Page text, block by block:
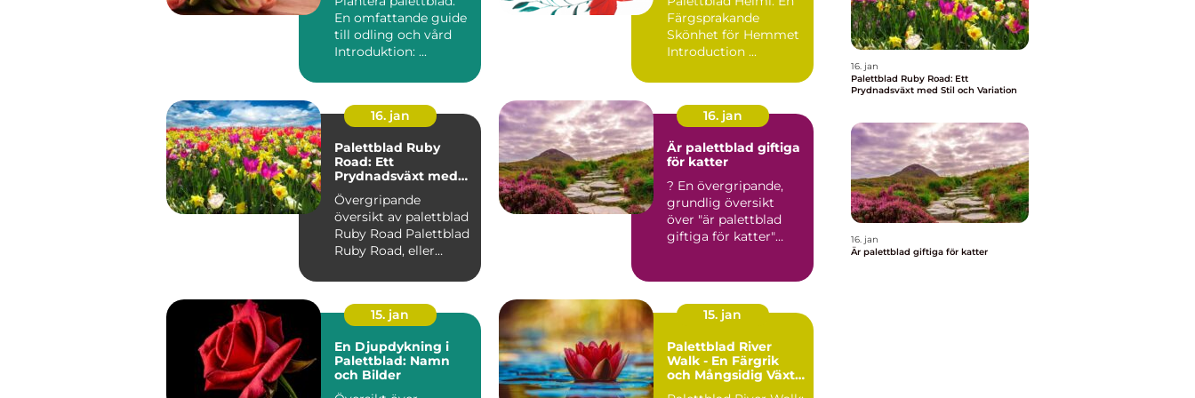
En omfattande guide
till odling och vård
Introduktion: ...
Färgsprakande
Skönhet för Hemmet
Introduction ...
16. jan
Palettblad Ruby
Road: Ett
Prydnadsväxt med
Övergripande
översikt av palettblad
Ruby Road Palettblad
Ruby Road, eller
'R...
16. jan
Är palettblad giftiga
för katter
? En övergripande,
grundlig översikt
över "är palettblad
giftiga för katter"
15. jan
En Djupdykning i
Palettblad: Namn
och Bilder
15. jan
Palettblad River
Walk - En Färgrik
och Mångsidig Växt
16. jan
Palettblad Ruby Road: Ett
Prydnadsväxt med Stil och Variation
16. jan
Är palettblad giftiga för katter